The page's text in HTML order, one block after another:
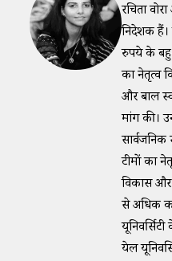
रचिता
निदेशक
रुपये के
का नेतृत्व
और बाल
मांग की।
टीमों का
विकास
से अधिक
येल